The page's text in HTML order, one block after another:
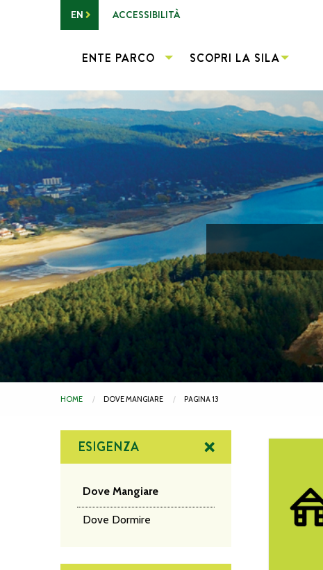
Vai al contenuto principale
EN ACCESSIBILITÀ
ENTE PARCO SCOPRI LA SILA
HOME DOVE MANGIARE PAGINA 13
ESIGENZA
Dove Mangiare
Dove Dormire